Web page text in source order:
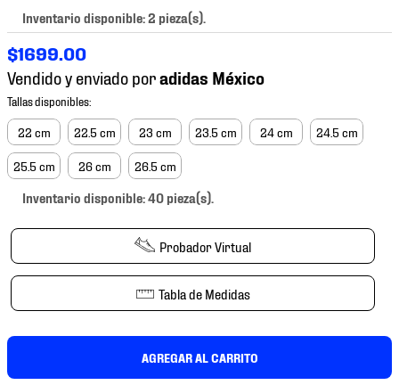
Inventario disponible: 2 pieza(s).
$1699.00
Vendido y enviado por
22 cm 22.5 cm 23 cm 23.5 cm 24 cm 24.5 cm
25.5 cm 26 cm 26.5 cm
Inventario disponible: 40 pieza(s).
Probador Virtual
Tabla de Medidas
AGREGAR AL CARRITO
6.
jersey
7.
mochilas
8.
tenis niño
9.
chivas
10. tenis nike